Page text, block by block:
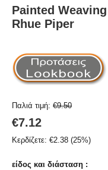
Painted
Rhue Piper
Παλιά τιμή: €9.50
€7.12
Κερδίζετε: €2.38 (25%)
είδος και διάσταση :